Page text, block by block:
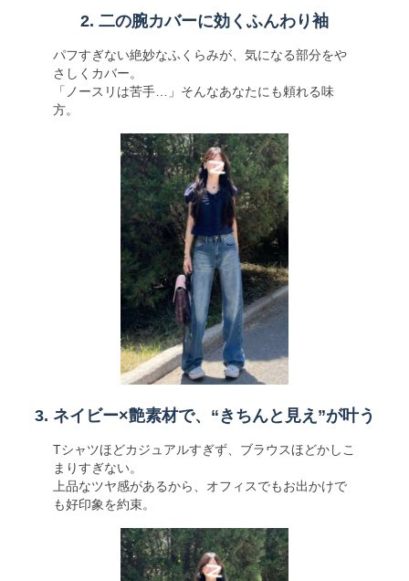
2. 二の腕カバーに効くふんわり袖
パフすぎない絶妙なふくらみが、気になる部分をや
さしくカバー。
「ノースリは苦手…」そんなあなたにも頼れる味
方。
3. ネイビー×艶素材で、“きちんと見え”が叶う
Tシャツほどカジュアルすぎず、ブラウスほどかしこ
まりすぎない。
上品なツヤ感があるから、オフィスでもお出かけで
も好印象を約束。